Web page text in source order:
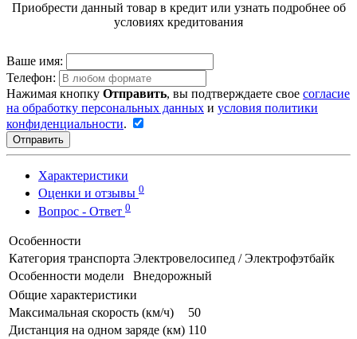
Приобрести данный товар в кредит или узнать подробнее об
условиях кредитования
Ваше имя:
Телефон:
Нажимая кнопку Отправить, вы подтверждаете свое согласие
на обработку персональных данных и условия политики
конфиденциальности.
Отправить
Характеристики
Оценки и отзывы 0
Вопрос - Ответ 0
Особенности
Категория транспорта Электровелосипед / Электрофэтбайк
Особенности модели
Внедорожный
Общие характеристики
Максимальная скорость (км/ч)
50
Дистанция на одном заряде (км) 110